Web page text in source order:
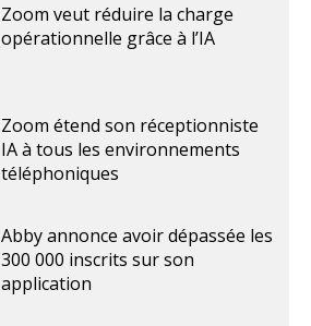
Zoom veut réduire la charge
opérationnelle grâce à l’IA
Zoom étend son réceptionniste
IA à tous les environnements
téléphoniques
Abby annonce avoir dépassée les
300 000 inscrits sur son
application